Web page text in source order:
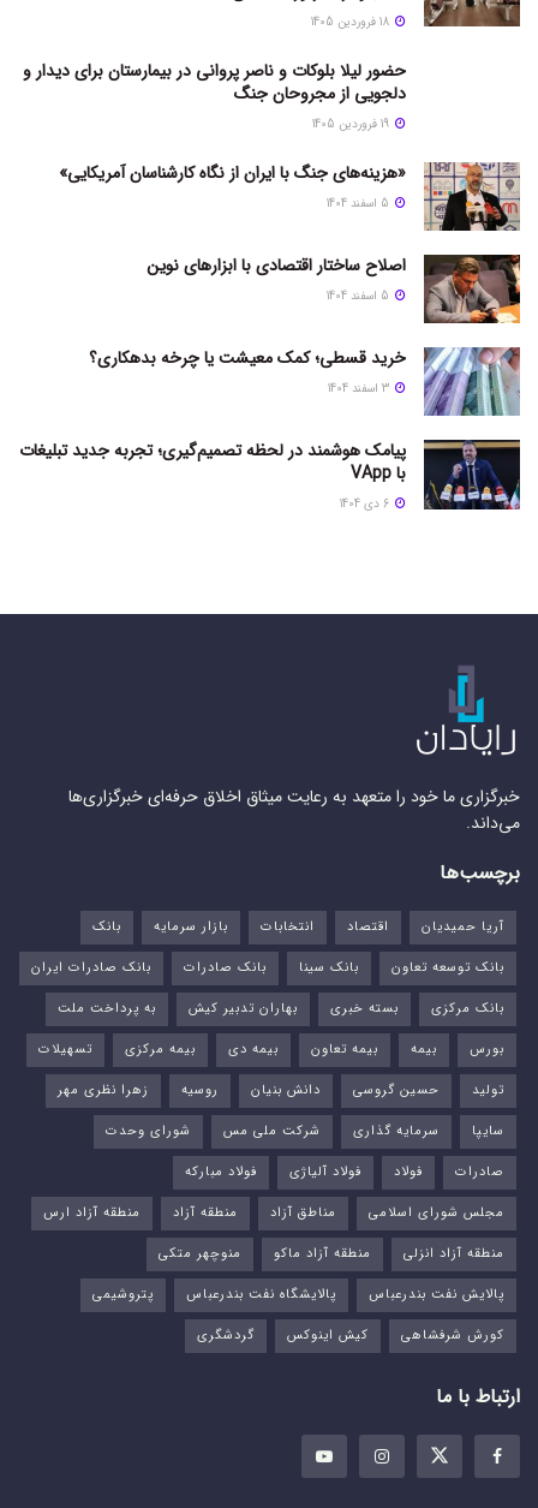
حضور لیلا بلوکات و ناصر پروانی در بیمارستان برای دیدار و
دلجویی از مجروحان جنگ
«هزینه‌های جنگ با ایران از نگاه کارشناسان آمریکایی»
اصلاح ساختار اقتصادی با ابزارهای نوین
خرید قسطی؛ کمک معیشت یا چرخه بدهکاری؟
پیامک هوشمند در لحظه تصمیم‌گیری؛ تجربه جدید تبلیغات
با VApp
خبرگزاری ما خود را متعهد به رعایت میثاق اخلاق حرفه‌ای خبرگزاری‌ها
می‌داند.
برچسب‌ها
آریا حمیدیان اقتصاد انتخابات بازار سرمایه
بانک
بانک توسعه تعاون
بانک سینا بانک صادرات
بانک صادرات ایران
بانک مرکزی
بسته خبری بهاران تدبیر کیش
به پرداخت ملت
بورس‌
بیمه بیمه تعاون بیمه دی بیمه مرکزی
تسهیلات
تولید
حسین گروسی دانش بنیان روسیه
زهرا نظری مهر
سایپا
سرمایه گذاری شرکت ملی مس
شورای وحدت
صادرات
فولاد فولاد آلیاژی
فولاد مبارکه
مجلس شورای اسلامی
مناطق آزاد منطقه آزاد
منطقه آزاد ارس
منطقه آزاد انزلی
منطقه آزاد ماکو
منوچهر متکی
پالایش نفت بندرعباس
پالایشگاه نفت بندرعباس
پتروشیمی
کورش شرفشاهی
کیش اینوکس گردشگری
ارتباط با ما